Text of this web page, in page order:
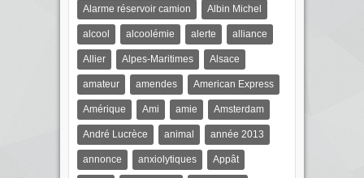
Alarme réservoir camion Albin Michel
alcool alcoolémie alerte alliance
Allier Alpes-Maritimes Alsace
amateur amendes American Express
Amérique Ami amie Amsterdam
André Lucrèce animal année 2013
annonce anxiolytiques Appât